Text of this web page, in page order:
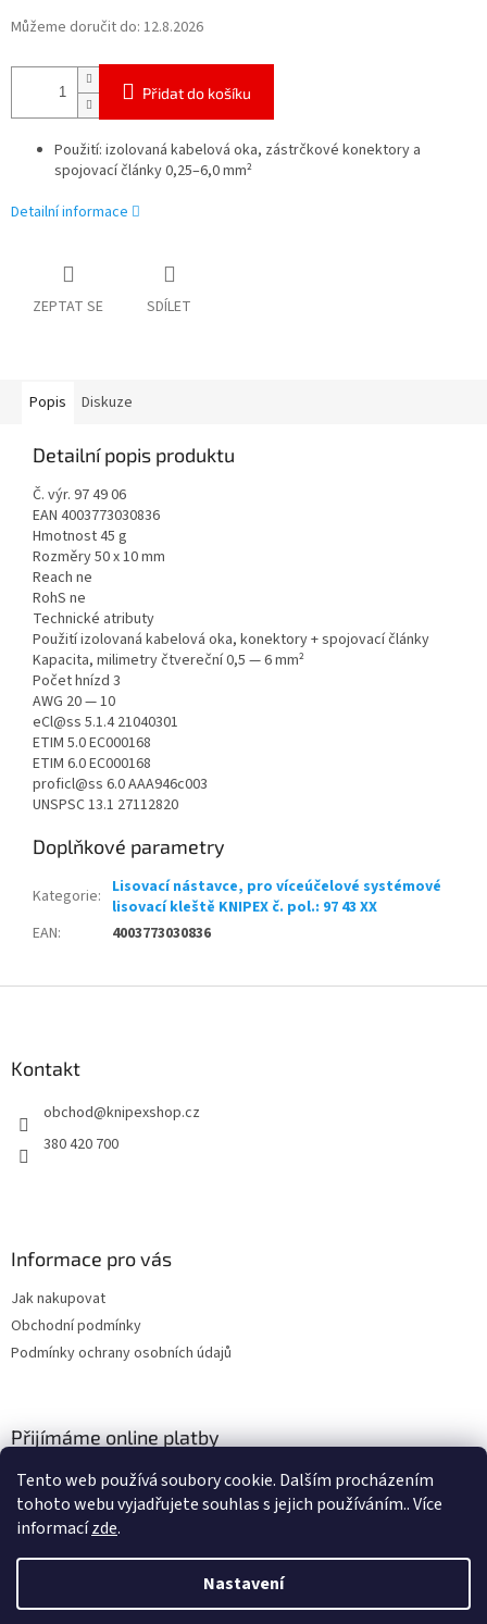
Tento web používá soubory cookie. Dalším procházením
tohoto webu vyjadřujete souhlas s jejich používáním.. Více
informacízde.
Nastavení
Můžeme doručit do: 12.8.2026
Přidat do košíku
Použití: izolovaná kabelová oka, zástrčkové konektory a
spojovací články 0,25–6,0 mm²
Detailní informace
ZEPTAT SE SDÍLET
Popis Diskuze
Detailní popis produktu
Č. výr. 97 49 06
EAN 4003773030836
Hmotnost 45 g
Rozměry 50 x 10 mm
Reach ne
RohS ne
Technické atributy
Použití izolovaná kabelová oka, konektory + spojovací články
Kapacita, milimetry čtvereční 0,5 — 6 mm²
Počet hnízd 3
AWG 20 — 10
eCl@ss 5.1.4 21040301
ETIM 5.0 EC000168
ETIM 6.0 EC000168
proficl@ss 6.0 AAA946c003
UNSPSC 13.1 27112820
Doplňkové parametry
Kategorie: Lisovací nástavce, pro víceúčelové systémové
lisovací kleště KNIPEX č. pol.: 97 43 XX
EAN: 4003773030836
Kontakt
obchod@knipexshop.cz
380 420 700
Informace pro vás
Jak nakupovat
Obchodní podmínky
Podmínky ochrany osobních údajů
Přijímáme online platby
Vytvořil Shoptet